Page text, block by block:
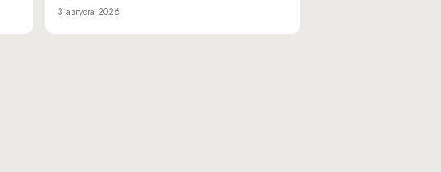
3 августа 2026